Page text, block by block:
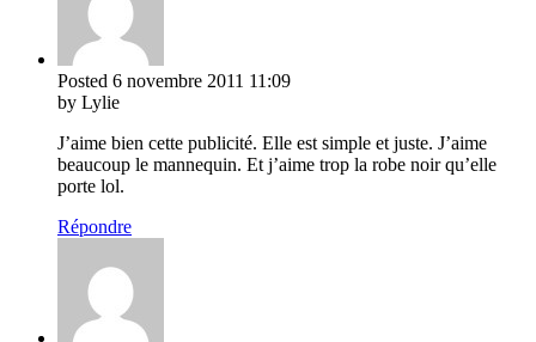
Posted 6 novembre 2011 11:09
by Lylie
J’aime bien cette publicité. Elle est simple et juste. J’aime
beaucoup le mannequin. Et j’aime trop la robe noir qu’elle
porte lol.
Répondre